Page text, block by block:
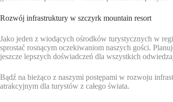
Rozwój infrastruktury w szczyrk mountain resort
Jako jeden z wiodących ośrodków turystycznych w
sprostać rosnącym oczekiwaniom naszych gości.
jeszcze lepszych doświadczeń dla wszystkich
Bądź na bieżąco z naszymi postępami w rozwoju
atrakcyjnym dla turystów z całego świata.